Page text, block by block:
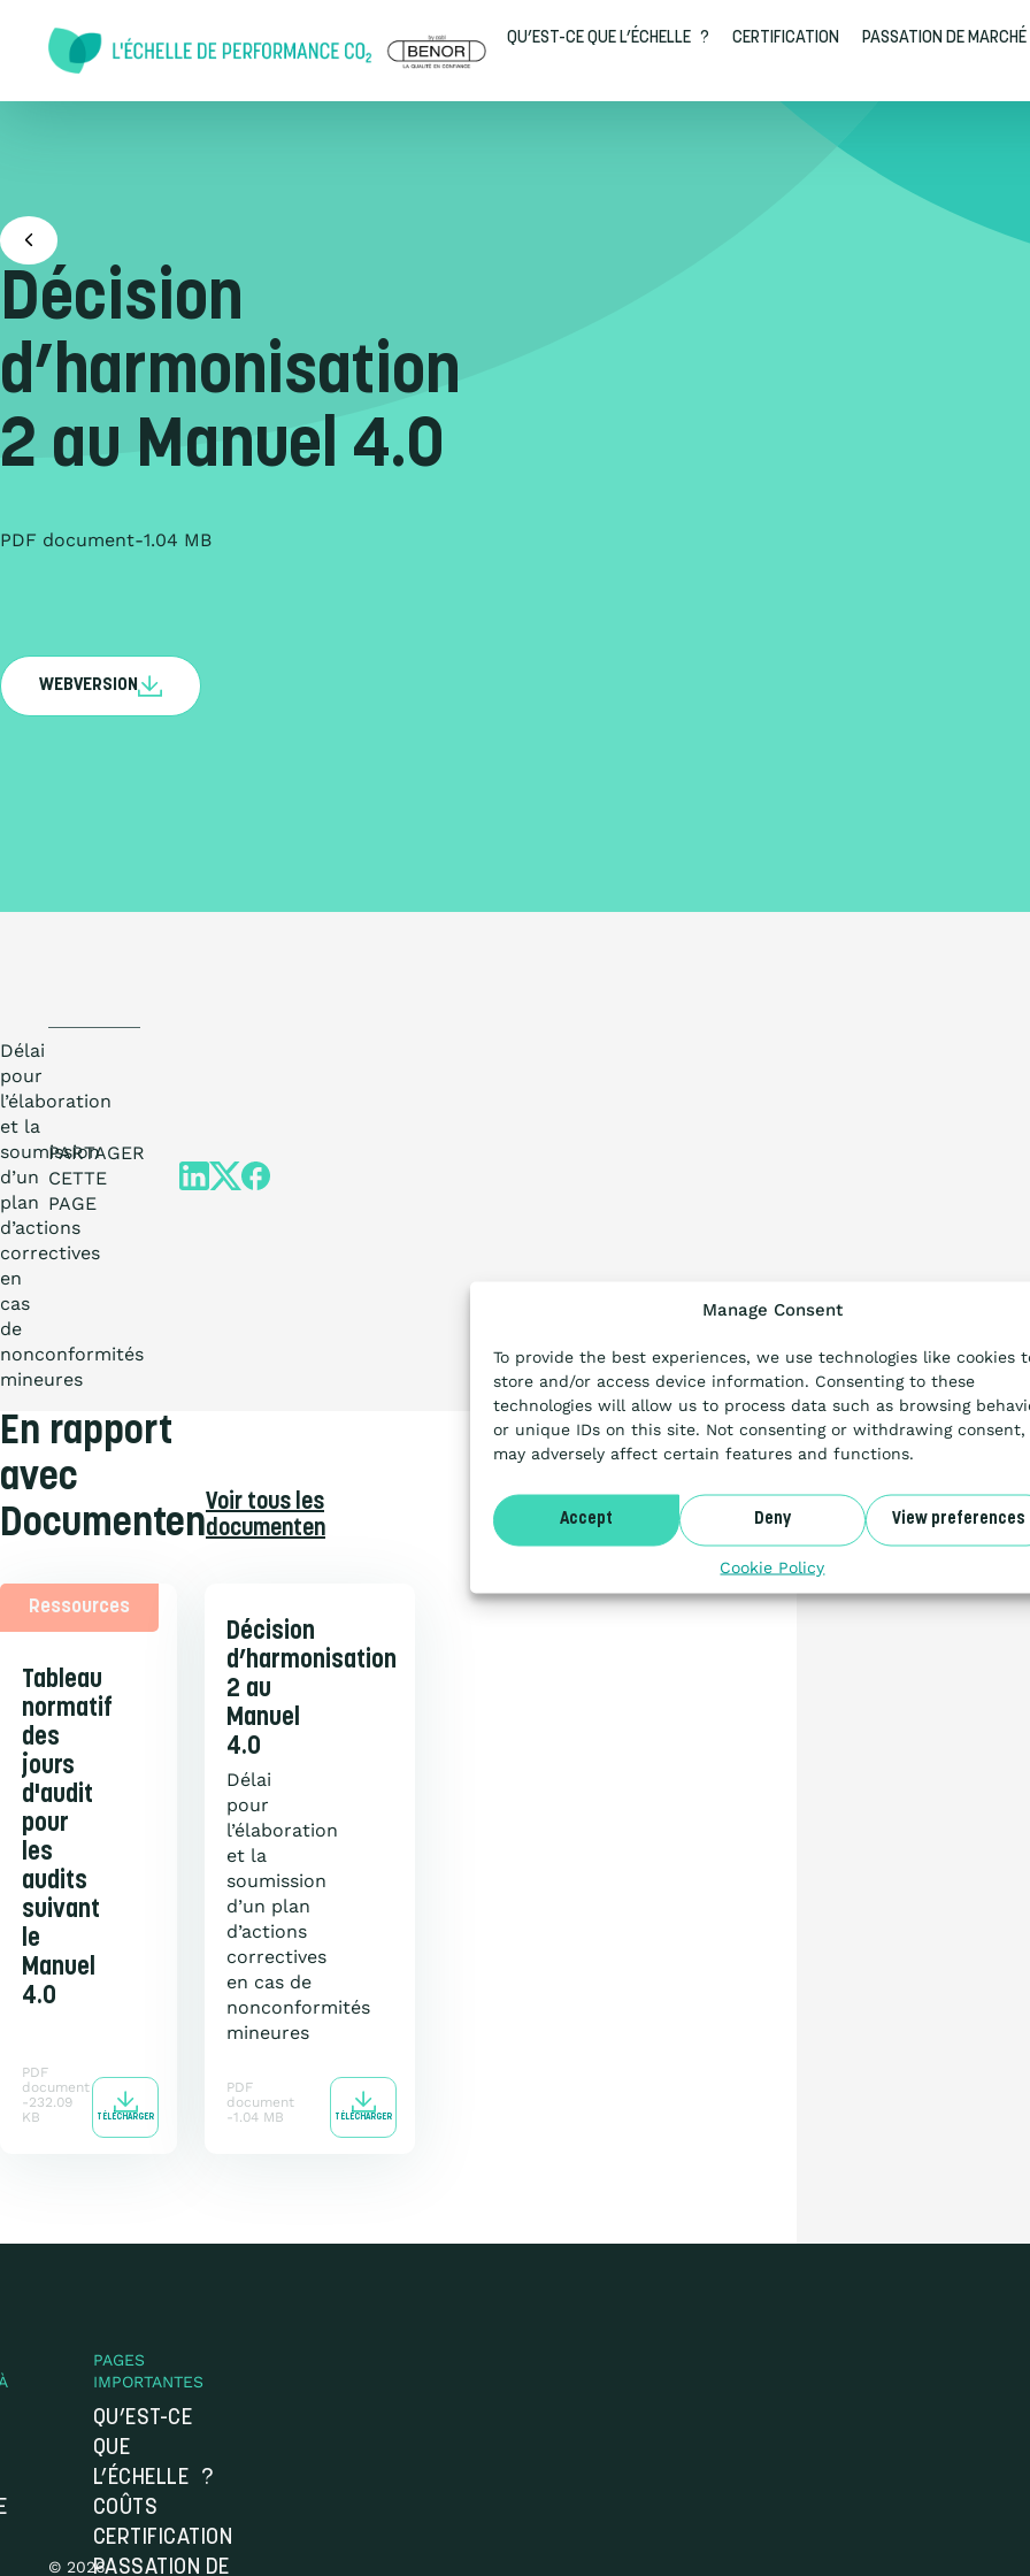
Manage Consent
To provide the best experiences, we use technologies like cookies
store and/or access device information. Consenting to these
technologies will allow us to process data such as browsing
or unique IDs on this site. Not consenting or withdrawing consent,
may adversely affect certain features and functions.
Accept Deny View preferences
Cookie Policy
QU’EST-CE QUE L’ÉCHELLE ? CERTIFICATION PASSATION DE MARCHÉ
Décision
d’harmonisation
2 au Manuel 4.0
PDF document 1.04 MB
WEBVERSION
Délai
pour
l’élaboration
et la
soumission
d’un
plan
d’actions
correctives
en
cas
de
nonconformités
mineures
PARTAGER
CETTE
PAGE
En rapport
avec
Documenten
Voir tous les
documenten
Ressources
Tableau
normatif
des
jours
d'audit
pour
les
audits
suivant
le
Manuel
4.0
PDF
document
232.09
KB
TÉLÉCHARGER
Décision
d’harmonisation
2 au
Manuel
4.0
Délai
pour
l’élaboration
et la
soumission
d’un plan
d’actions
correctives
en cas de
nonconformités
mineures
PDF
document
1.04 MB
TÉLÉCHARGER
PAGES
IMPORTANTES
QU’EST-CE
QUE
L’ÉCHELLE ?
COÛTS
CERTIFICATION
PASSATION DE
© 2026